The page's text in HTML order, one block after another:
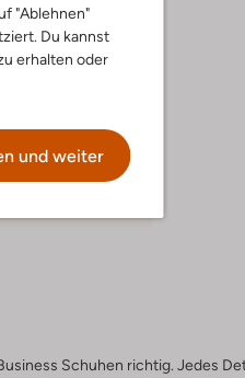
"Ablehnen"
Du kannst
erhalten oder
und weiter
Schuhen richtig. Jedes